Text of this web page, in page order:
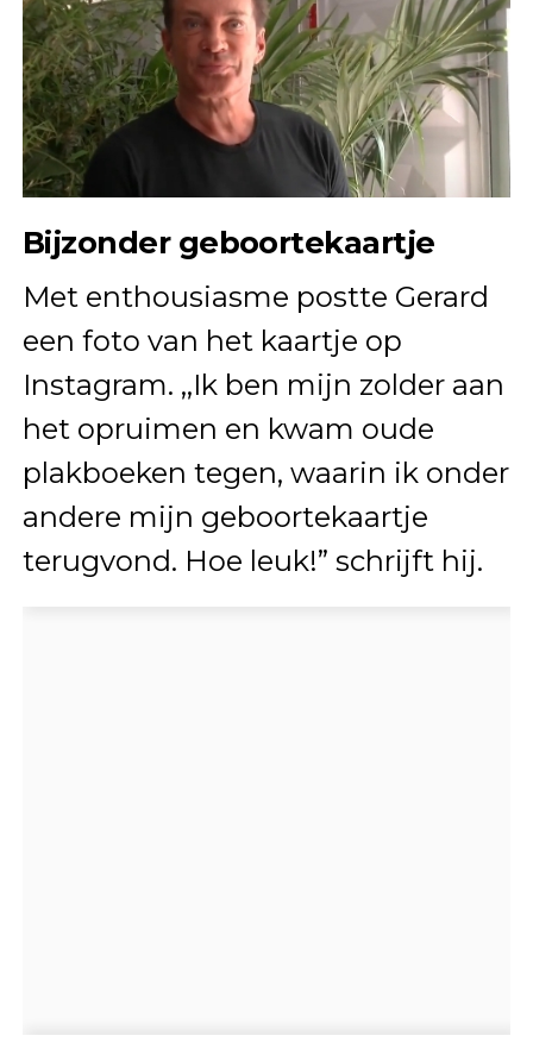
Bijzonder geboortekaartje
Met enthousiasme postte Gerard
een foto van het kaartje op
Instagram. ,,Ik ben mijn zolder aan
het opruimen en kwam oude
plakboeken tegen, waarin ik onder
andere mijn geboortekaartje
terugvond. Hoe leuk!” schrijft hij.